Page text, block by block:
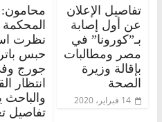
تفاصيل الإعلان
عن أول إصابة
بـ”كورونا” في
مصر ومطالبات
بإقالة وزيرة
الصحة
14 فبراير، 2020
محامون:
المحكمة
نظرت
حبس
جورج
انتظار
والباحث
تفاصيل